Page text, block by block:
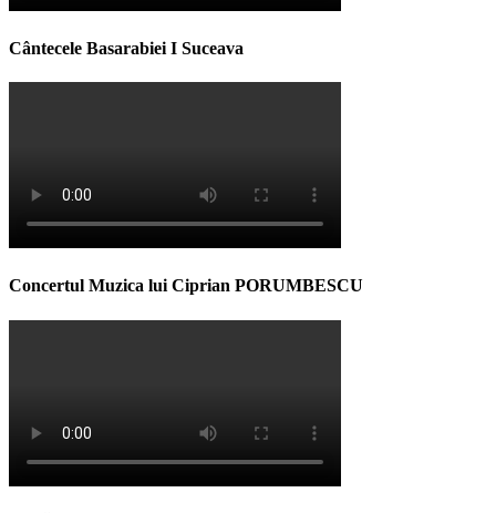
Cântecele Basarabiei I Suceava
Concertul Muzica lui Ciprian PORUMBESCU